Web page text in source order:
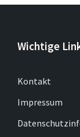
Wichtige
Kontakt
Impressum